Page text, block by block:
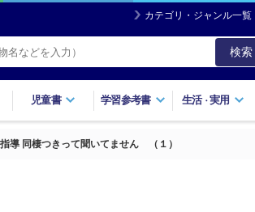
カテゴリ・ジャンル一覧
検索
児童書 学習参考書 生活・実用
導 同棲つきって聞いてません （１）